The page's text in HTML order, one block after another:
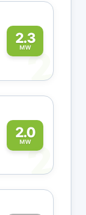
2.3
MW
2
2.0
MW2